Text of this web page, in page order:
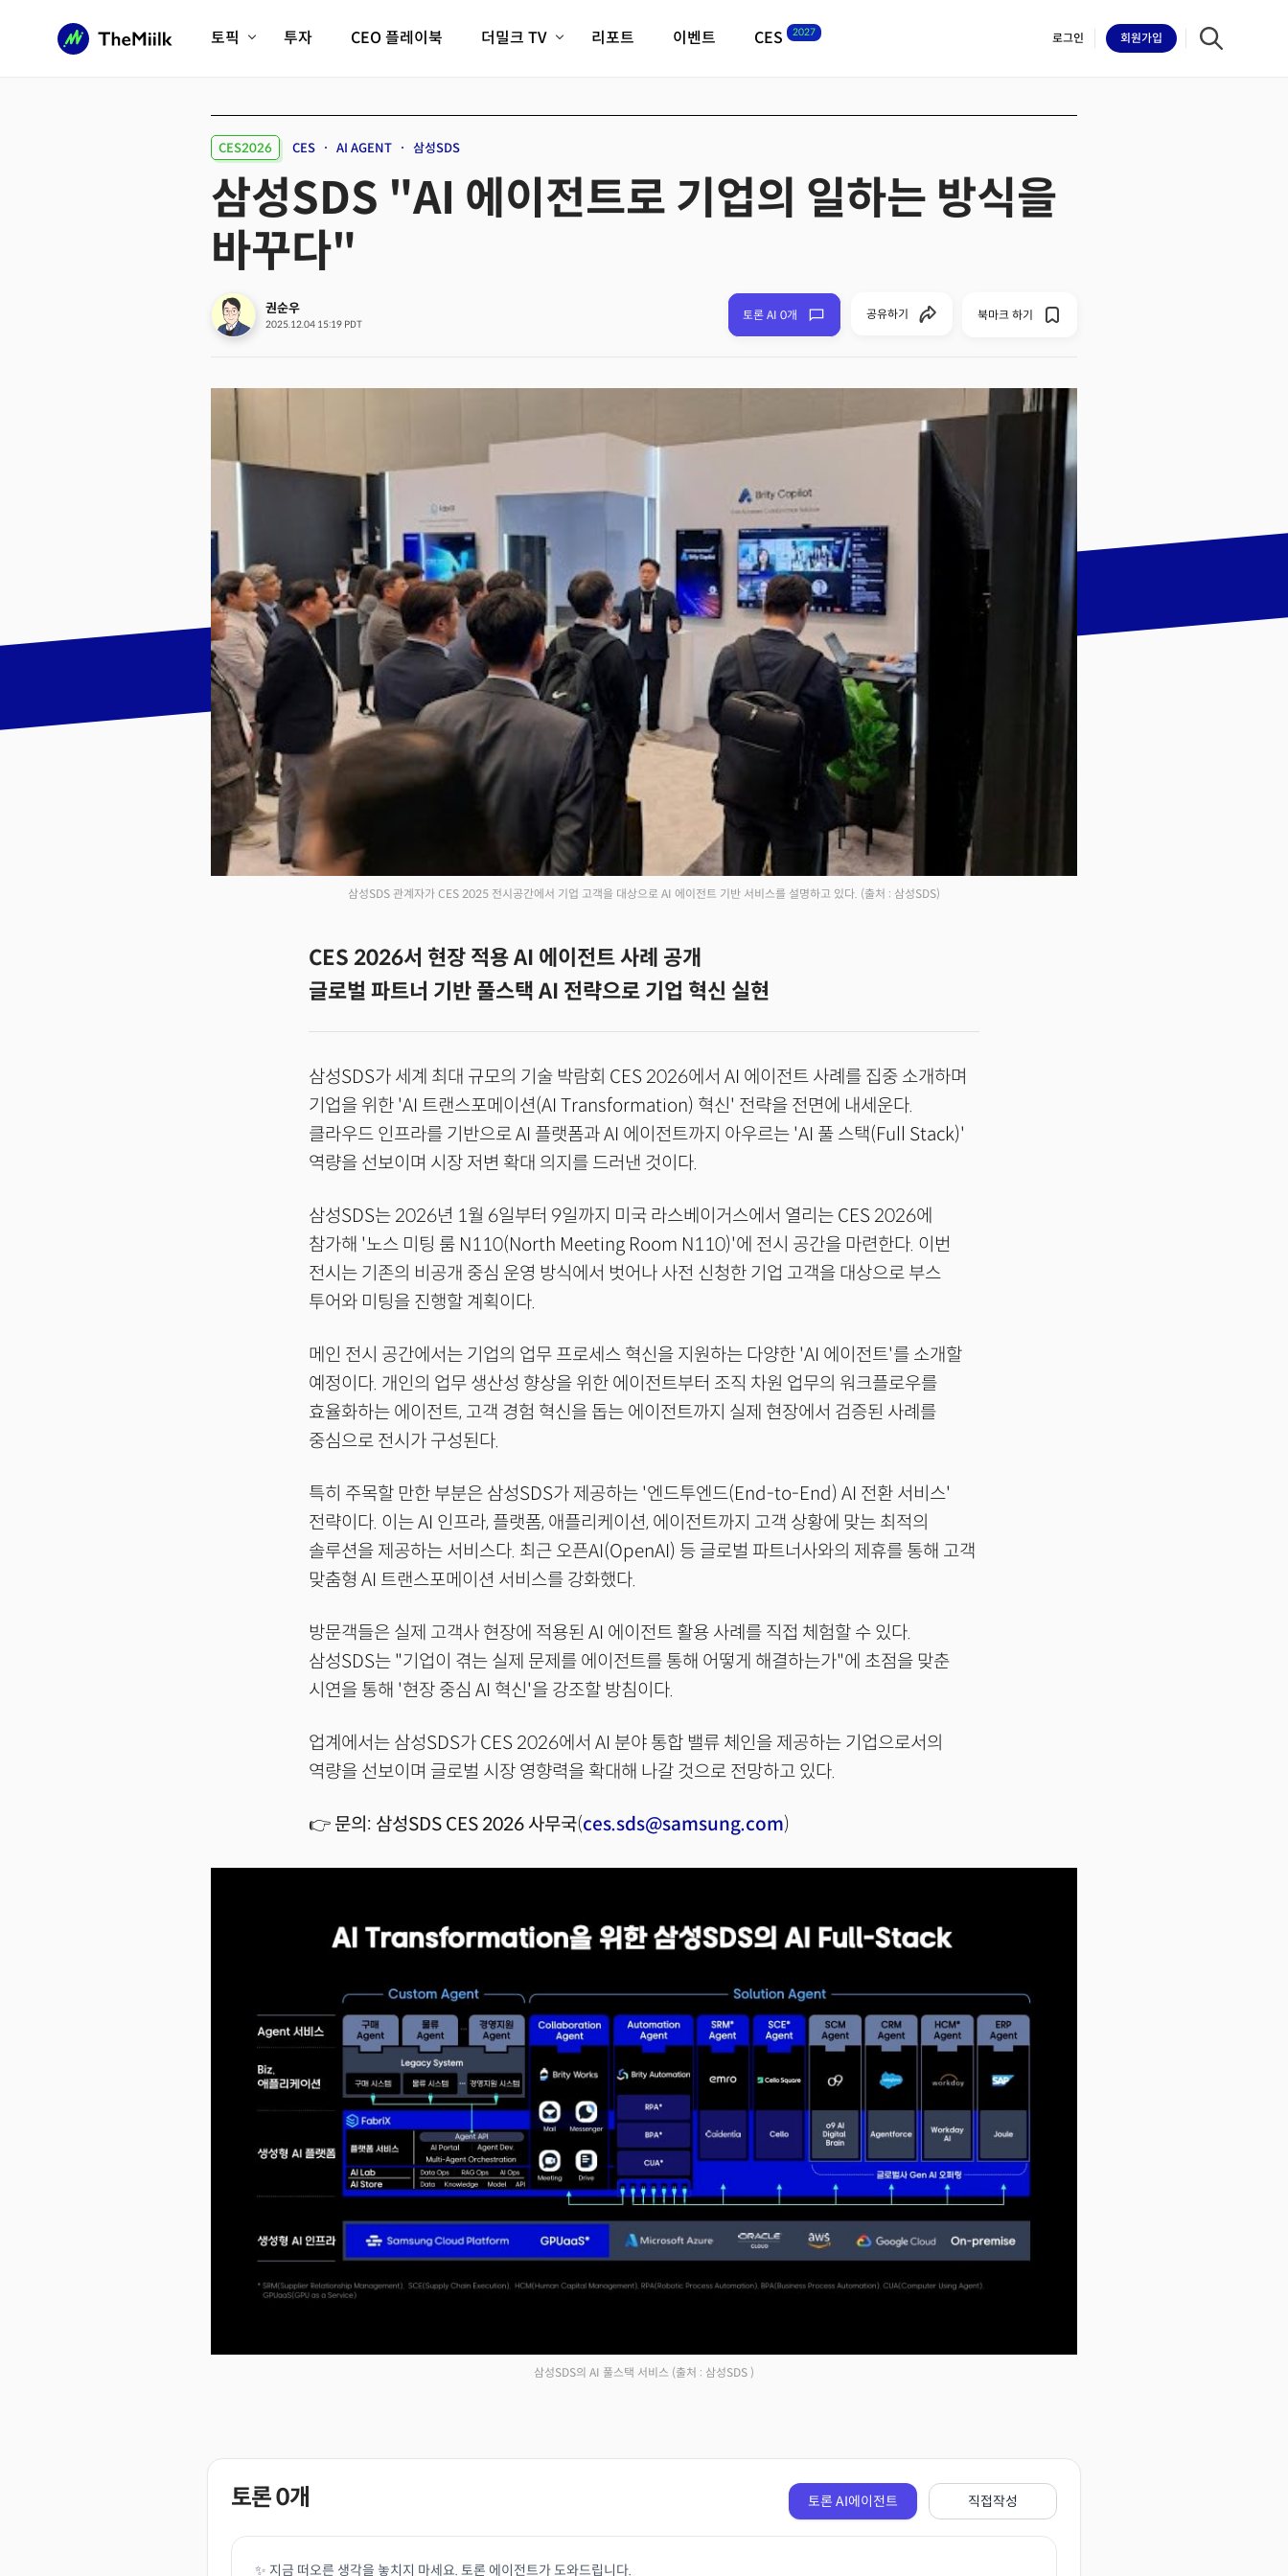
토픽
피지컬AI/로봇
AX비즈니스혁명 미래 교육/직업
전체 기사 보기
투자 CEO 플레이북 더밀크 TV
크리스의 뉴욕 시그널
리포트 이벤트 CES 2027
필드 가이드
CES2027 with TheMiilk
로그인 회원가입
CES2026 CES AI AGENT 삼성SDS
삼성SDS "AI 에이전트로 기업의 일하는 방식을
바꾸다"
권순우
2025.12.04 15:19 PDT
토론 AI 0개 공유하기
Facebook Twitter Kakaotalk
기사링크 복사하기
북마크 하기
삼성SDS 관계자가 CES 2025 전시공간에서 기업 고객을 대상으로 AI 에이전트 기반 서비스를 설명하고 있다. (출처 : 삼성SDS)
CES 2026서 현장 적용 AI 에이전트 사례 공개
글로벌 파트너 기반 풀스택 AI 전략으로 기업 혁신 실현
삼성SDS가 세계 최대 규모의 기술 박람회 CES 2026에서 AI 에이전트 사례를 집중 소개하며
기업을 위한 'AI 트랜스포메이션(AI Transformation) 혁신' 전략을 전면에 내세운다.
클라우드 인프라를 기반으로 AI 플랫폼과 AI 에이전트까지 아우르는 'AI 풀 스택(Full Stack)'
역량을 선보이며 시장 저변 확대 의지를 드러낸 것이다.
삼성SDS는 2026년 1월 6일부터 9일까지 미국 라스베이거스에서 열리는 CES 2026에
참가해 '노스 미팅 룸 N110(North Meeting Room N110)'에 전시 공간을 마련한다. 이번
전시는 기존의 비공개 중심 운영 방식에서 벗어나 사전 신청한 기업 고객을 대상으로 부스
투어와 미팅을 진행할 계획이다.
메인 전시 공간에서는 기업의 업무 프로세스 혁신을 지원하는 다양한 'AI 에이전트'를 소개할
예정이다. 개인의 업무 생산성 향상을 위한 에이전트부터 조직 차원 업무의 워크플로우를
효율화하는 에이전트, 고객 경험 혁신을 돕는 에이전트까지 실제 현장에서 검증된 사례를
중심으로 전시가 구성된다.
특히 주목할 만한 부분은 삼성SDS가 제공하는 '엔드투엔드(End-to-End) AI 전환 서비스'
전략이다. 이는 AI 인프라, 플랫폼, 애플리케이션, 에이전트까지 고객 상황에 맞는 최적의
솔루션을 제공하는 서비스다. 최근 오픈AI(OpenAI) 등 글로벌 파트너사와의 제휴를 통해 고객
맞춤형 AI 트랜스포메이션 서비스를 강화했다.
방문객들은 실제 고객사 현장에 적용된 AI 에이전트 활용 사례를 직접 체험할 수 있다.
삼성SDS는 "기업이 겪는 실제 문제를 에이전트를 통해 어떻게 해결하는가"에 초점을 맞춘
시연을 통해 '현장 중심 AI 혁신'을 강조할 방침이다.
업계에서는 삼성SDS가 CES 2026에서 AI 분야 통합 밸류 체인을 제공하는 기업으로서의
역량을 선보이며 글로벌 시장 영향력을 확대해 나갈 것으로 전망하고 있다.
👉 문의: 삼성SDS CES 2026 사무국(ces.sds@samsung.com)
삼성SDS의 AI 풀스택 서비스 (출처 : 삼성SDS )
토론0개 토론 AI에이전트 직접작성
✨ 지금 떠오른 생각을 놓치지 마세요. 토론 에이전트가 도와드립니다.